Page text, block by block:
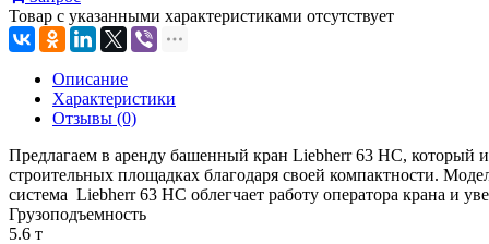
Товар с указанными характеристиками отсутствует
Описание
Характеристики
Отзывы (0)
Предлагаем в аренду башенный кран Liebherr 63 HC, который
строительных площадках благодаря своей компактности.
система Liebherr 63 HC облегчает работу оператора крана и
Грузоподъемность
5.6 т